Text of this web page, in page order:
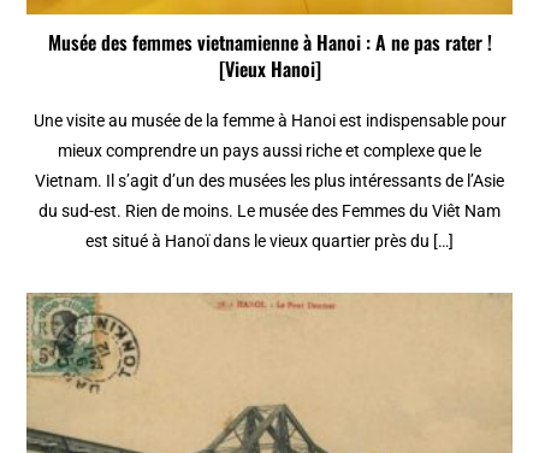
Musée des femmes vietnamienne à Hanoi : A ne pas rater !
[Vieux Hanoi]
Une visite au musée de la femme à Hanoi est indispensable pour
mieux comprendre un pays aussi riche et complexe que le
Vietnam. Il s’agit d’un des musées les plus intéressants de l’Asie
du sud-est. Rien de moins. Le musée des Femmes du Viêt Nam
est situé à Hanoï dans le vieux quartier près du […]